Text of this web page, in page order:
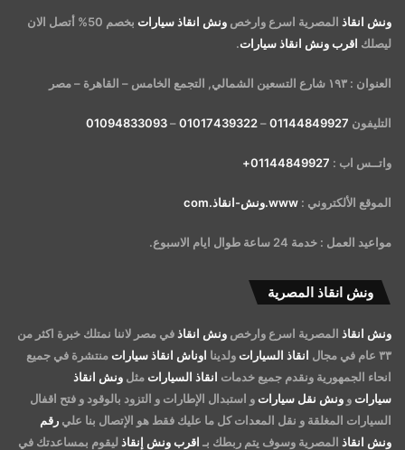
ونش انقاذ المصرية اسرع وارخص ونش انقاذ سيارات
بخصم 50% أتصل الان
ليصلك اقرب ونش انقاذ سيارات.
العنوان : ١٩٣ شارع التسعين الشمالي, التجمع الخامس – القاهرة – مصر
التليفون 01144849927
–
01017439322
–
01094833093
واتــس اب : 01144849927+
الموقع الألكتروني : www.ونش-انقاذ.com
مواعيد العمل : خدمة 24 ساعة طوال ايام الاسبوع.
ونش انقاذ المصرية
ونش انقاذ المصرية اسرع وارخص ونش انقاذفي مصر لاننا نمتلك خبرة اكثر من
٣٣ عام في مجال
انقاذ السيارات ولدينا اوناش انقاذ سيارات منتشرة في جميع
انحاء الجمهورية ونقدم جميع خدمات انقاذ السيارات مثل ونش انقاذ
سيارات و ونش نقل سيارات و استبدال الإطارات و التزود بالوقود و فتح اقفال
السيارات المغلقة و نقل المعدات كل ما عليك فقط هو الإتصال بنا علي رقم
ونش انقاذ المصرية وسوف يتم ربطك بـ اقرب ونش إنقاذ ليقوم بمساعدتك في